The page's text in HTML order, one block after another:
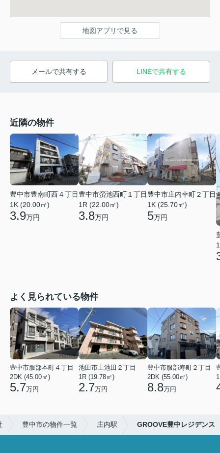
地図アプリで見る
メールで共有する LINEで共有する
近隣の物件
豊中市豊南町西４丁目
1K (20.00㎡)
3.9万円
豊中市螢池西町１丁目
1R (22.00㎡)
3.8万円
豊中市庄内幸町２丁目
1K (25.70㎡)
5万円
よく見られている物件
豊中市服部本町４丁目
2DK (45.00㎡)
5.7万円
池田市上池田２丁目
1R (19.78㎡)
2.7万円
豊中市服部寿町２丁目
2DK (55.00㎡)
8.8万円
豊中市の物件一覧 庄内駅 GROOVE豊中レジデンス